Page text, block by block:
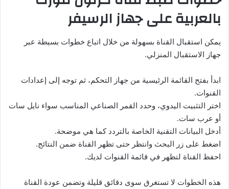
بالعربية على جهاز الرسيفر
يمكن استقبال القناة بسهولة من خلال اتباع خطوات بسيطة عبر
جهاز الاستقبال المنزلي.
ابدأ بفتح القائمة الرئيسية من جهاز التحكم، ثم توجه إلى إعدادات
القنوات.
اختر التثبيت اليدوي، وحدد القمر الصناعي المناسب سواء نايل سات
أو عرب سات.
أدخل البيانات التقنية الخاصة بالتردد كما هي موضحة.
اضغط على زر البحث وانتظر حتى تظهر القناة ضمن النتائج.
احفظ القناة لتظهر في قائمة القنوات لديك.
هذه الخطوات لا تستغرق سوى دقائق قليلة وتضمن عودة القناة